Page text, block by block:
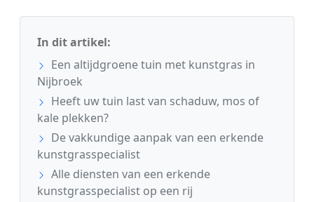
In dit artikel:
Een altijdgroene tuin met kunstgras in
Nijbroek
Heeft uw tuin last van schaduw, mos of
kale plekken?
De vakkundige aanpak van een erkende
kunstgrasspecialist
Alle diensten van een erkende
kunstgrasspecialist op een rij